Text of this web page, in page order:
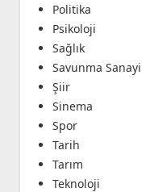
Politika
Psikoloji
Sağlık
Savunma Sanayi
Şiir
Sinema
Spor
Tarih
Tarım
Teknoloji